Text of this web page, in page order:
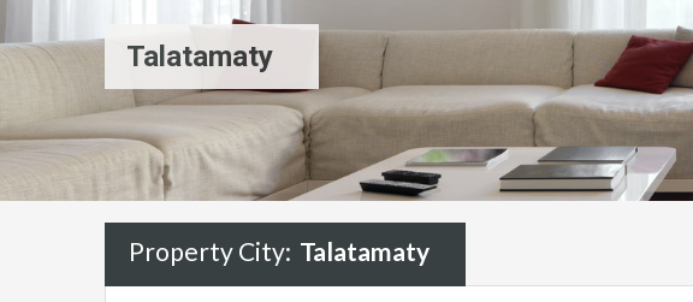
Talatamaty
Property City: Talatamaty